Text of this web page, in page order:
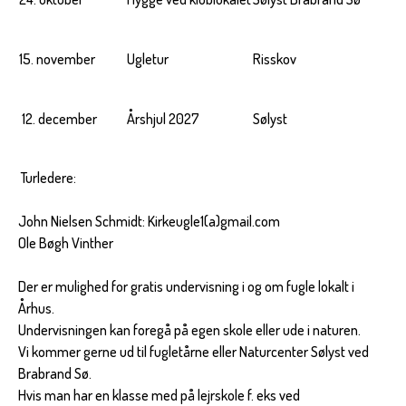
15. november Ugletur Risskov
12. december Årshjul 2027 Sølyst
Turledere:
John Nielsen Schmidt: Kirkeugle1(a)gmail.com
Ole Bøgh Vinther
Der er mulighed for gratis undervisning i og om fugle lokalt i
Århus.
Undervisningen kan foregå på egen skole eller ude i naturen.
Vi kommer gerne ud til fugletårne eller Naturcenter Sølyst ved
Brabrand Sø.
Hvis man har en klasse med på lejrskole f. eks ved